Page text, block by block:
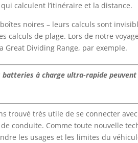
calculent l’itinéraire et la distance.
noires – leurs calculs sont
calculs de plage. Lors de notre
Great Dividing Range, par exemple.
à charge ultra-rapide
trouvé très utile de se connecter
conduite. Comme toute nouvelle
les usages et les limites du